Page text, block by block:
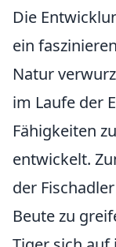
Die
ein
Natur
im Laufe der
Fähigkeiten
entwickelt.
der
Beute zu